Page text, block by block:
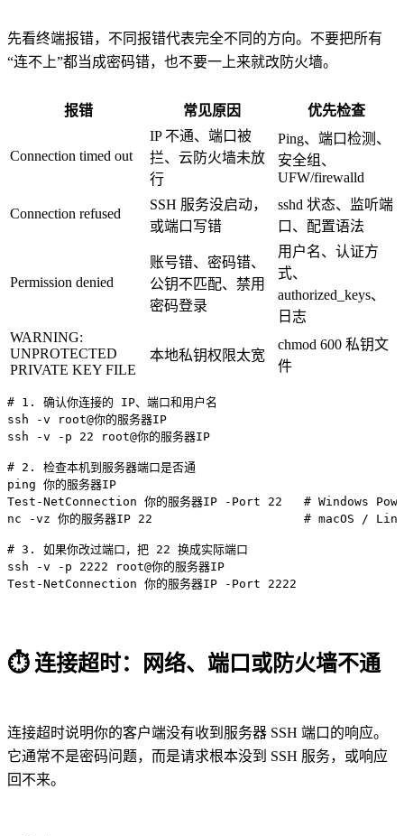
先看终端报错，不同报错代表完全不同的方向。不要把所有
“连不上”都当成密码错，也不要一上来就改防火墙。
报错 常见原因 优先检查
Connection timed out
IP 不通、端口被
拦、云防火墙未放
行
Ping、端口检测、
安全组、
UFW/firewalld
Connection refused
SSH 服务没启动，
或端口写错
sshd 状态、监听端
口、配置语法
Permission denied
账号错、密码错、
公钥不匹配、禁用
密码登录
用户名、认证方
式、
authorized_keys、
日志
WARNING:
UNPROTECTED
PRIVATE KEY FILE
本地私钥权限太宽
chmod 600 私钥文
件
# 1. 确认你连接的 IP、端口和用户名
ssh -v root@你的服务器IP
ssh -v -p 22 root@你的服务器IP
# 2. 检查本机到服务器端口是否通
ping 你的服务器IP
Test-NetConnection 你的服务器IP -Port 22   # Windows
nc -vz 你的服务器IP 22                     # macOS /
# 3. 如果你改过端口，把 22 换成实际端口
ssh -v -p 2222 root@你的服务器IP
Test-NetConnection 你的服务器IP -Port 2222
⏱️连接超时：网络、端口或防火墙不通
连接超时说明你的客户端没有收到服务器 SSH 端口的响应。
它通常不是密码问题，而是请求根本没到 SSH 服务，或响应
回不来。